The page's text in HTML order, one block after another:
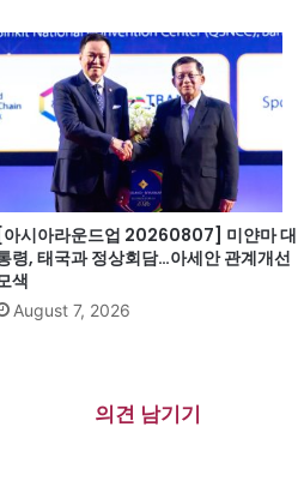
[아시아라운드업 20260807] 미얀마 대
령, 태국과 정상회담…아세안 관계개선
색
August 7, 2026
의견 남기기